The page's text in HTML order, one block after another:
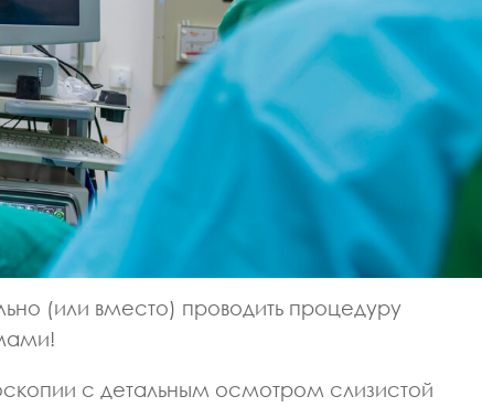
(или вместо) проводить процедуру
с детальным осмотром слизистой